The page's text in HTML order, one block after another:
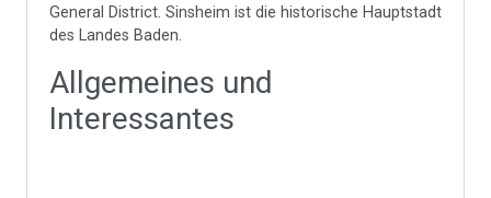
General District. Sinsheim ist die historische Hauptstadt
des Landes Baden.
Allgemeines und
Interessantes